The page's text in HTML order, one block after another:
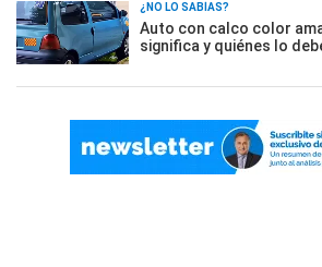
¿NO LO SABÍAS?
Auto con calco color
significa y quiénes lo